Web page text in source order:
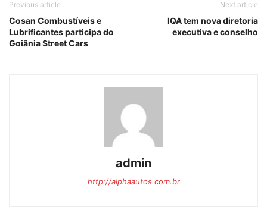
Previous article
Cosan Combustíveis e
Lubrificantes participa do
Goiânia Street Cars
Next article
IQA tem nova diretoria
executiva e conselho
admin
http://alphaautos.com.br